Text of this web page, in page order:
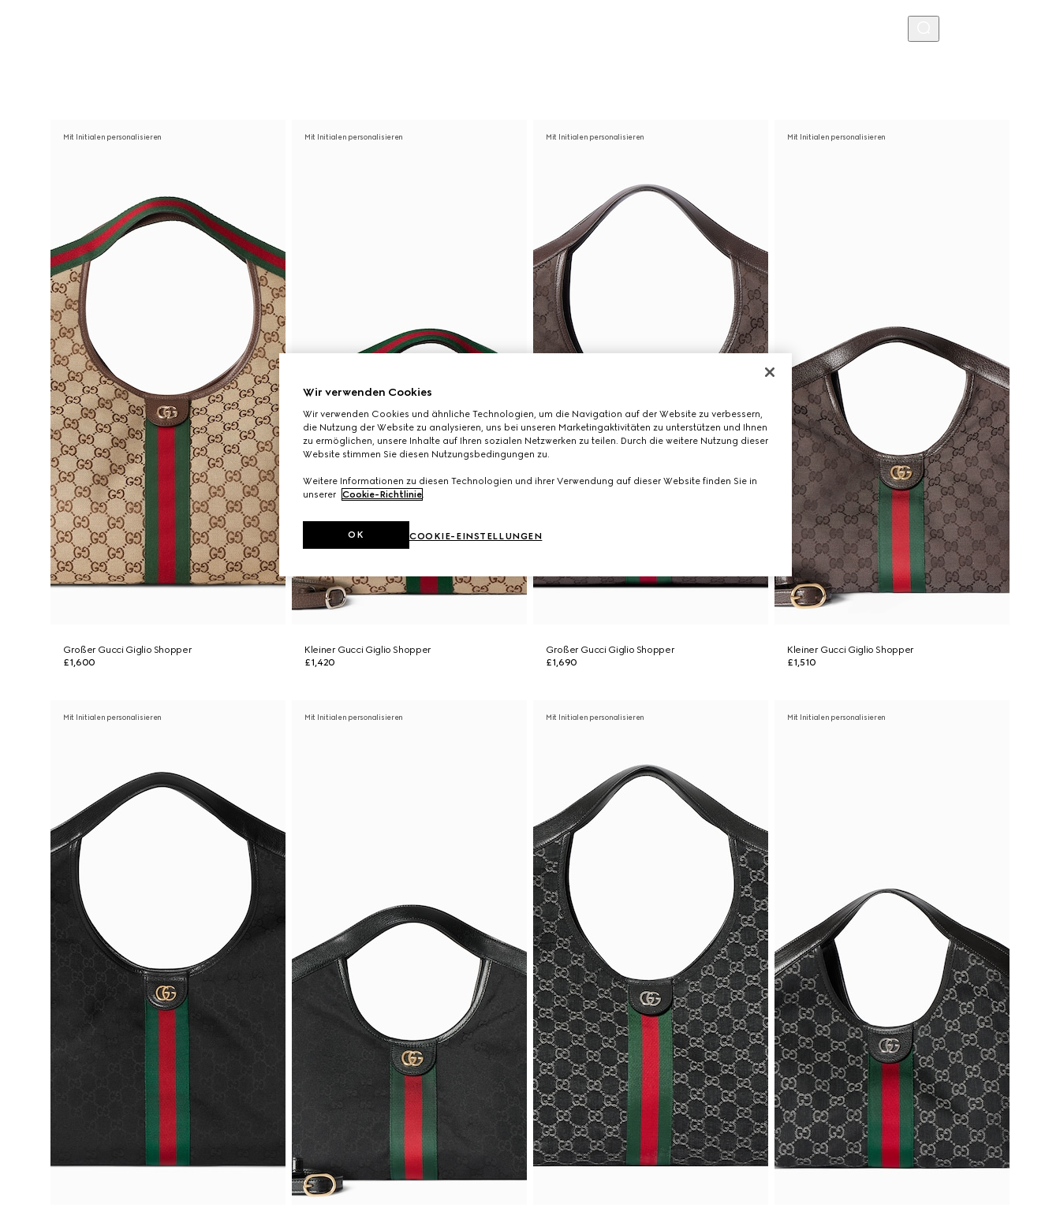
Mit Initialen personalisieren
Großer Gucci Giglio Shopper
£1,600
Mit Initialen personalisieren
Kleiner Gucci Giglio Shopper
£1,420
Mit Initialen personalisieren
Großer Gucci Giglio Shopper
£1,690
Mit Initialen personalisieren
Kleiner Gucci Giglio Shopper
£1,510
Mit Initialen personalisieren Mit Initialen personalisieren Mit Initialen personalisieren Mit Initialen personalisieren
Wir verwenden Cookies
Wir verwenden Cookies und ähnliche Technologien, um die Navigation auf der Website zu verbessern,
die Nutzung der Website zu analysieren, uns bei unseren Marketingaktivitäten zu unterstützen und Ihnen
zu ermöglichen, unsere Inhalte auf Ihren sozialen Netzwerken zu teilen. Durch die weitere Nutzung dieser
Website stimmen Sie diesen Nutzungsbedingungen zu.
Weitere Informationen zu diesen Technologien und ihrer Verwendung auf dieser Website finden Sie in
unserer Cookie-Richtlinie.
COOKIE-EINSTELLUNGEN
OK